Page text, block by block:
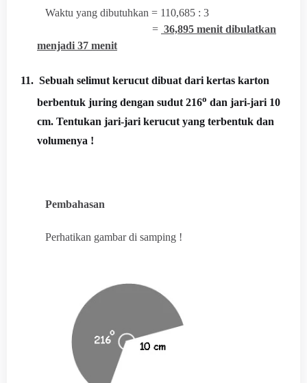
Waktu yang dibutuhkan = 110,685 : 3
= 36,895 menit dibulatkan
menjadi 37 menit
11. Sebuah selimut kerucut dibuat dari kertas karton
berbentuk juring dengan sudut 216o dan jari-jari 10
cm. Tentukan jari-jari kerucut yang terbentuk dan
volumenya !
Pembahasan
Perhatikan gambar di samping !